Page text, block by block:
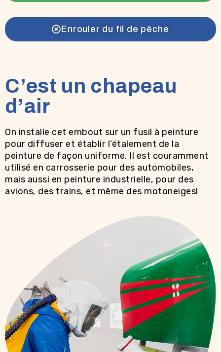
Enrouler du fil de pêche
C’est un chapeau
d’air
On installe cet embout sur un fusil à peinture
pour diffuser et établir l’étalement de la
peinture de façon uniforme. Il est couramment
utilisé en carrosserie pour des automobiles,
mais aussi en peinture industrielle, pour des
avions, des trains, et même des motoneiges!